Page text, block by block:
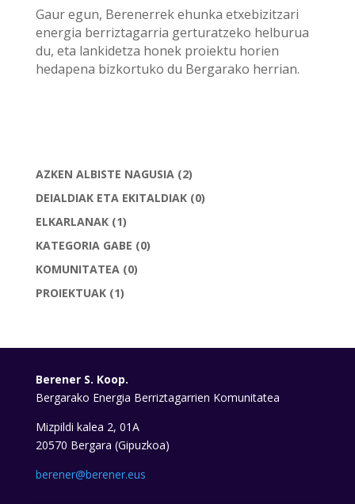
Gaur egun, Berenerrek ehunka etxebizitzari
energia berriztagarria gerturatzeko helburua
du, eta lankidetza honek proiektu horien
hedapena bizkortuko du Bergarako herrian.
AZKEN ALBISTE NAGUSIA (2)
DEIALDIAK ETA EKITALDIAK(0)
ELKARLANAK(1)
KATEGORIA GABE (0)
KOMUNITATEA (0)
PROIEKTUAK(1)
Berener S. Koop.
Bergarako Energia Berriztagarrien Komunitatea
Mizpildi kalea 2, 01A
20570 Bergara (Gipuzkoa)
berener@berener.eus